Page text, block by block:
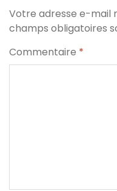
Votre adresse e-mail
champs obligatoires
Commentaire *